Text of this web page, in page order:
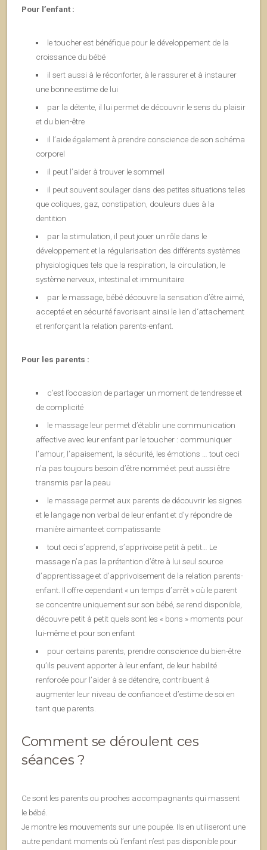
Pour l’enfant :
le toucher est bénéfique pour le développement de la
croissance du bébé
il sert aussi à le réconforter, à le rassurer et à instaurer
une bonne estime de lui
par la détente, il lui permet de découvrir le sens du plaisir
et du bien-être
il l’aide également à prendre conscience de son schéma
corporel
il peut l’aider à trouver le sommeil
il peut souvent soulager dans des petites situations telles
que coliques, gaz, constipation, douleurs dues à la
dentition
par la stimulation, il peut jouer un rôle dans le
développement et la régularisation des différents systèmes
physiologiques tels que la respiration, la circulation, le
système nerveux, intestinal et immunitaire
par le massage, bébé découvre la sensation d’être aimé,
accepté et en sécurité favorisant ainsi le lien d‘attachement
et renforçant la relation parents-enfant.
Pour les parents :
c’est l’occasion de partager un moment de tendresse et
de complicité
le massage leur permet d’établir une communication
affective avec leur enfant par le toucher : communiquer
l’amour, l’apaisement, la sécurité, les émotions … tout ceci
n’a pas toujours besoin d’être nommé et peut aussi être
transmis par la peau
le massage permet aux parents de découvrir les signes
et le langage non verbal de leur enfant et d’y répondre de
manière aimante et compatissante
tout ceci s’apprend, s’apprivoise petit à petit… Le
massage n’a pas la prétention d’être à lui seul source
d’apprentissage et d’apprivoisement de la relation parents-
enfant. Il offre cependant « un temps d’arrêt » où le parent
se concentre uniquement sur son bébé, se rend disponible,
découvre petit à petit quels sont les « bons » moments pour
lui-même et pour son enfant
pour certains parents, prendre conscience du bien-être
qu’ils peuvent apporter à leur enfant, de leur habilité
renforcée pour l’aider à se détendre, contribuent à
augmenter leur niveau de confiance et d’estime de soi en
tant que parents.
Comment se déroulent ces
séances ?
Ce sont les parents ou proches accompagnants qui massent
le bébé.
Je montre les mouvements sur une poupée. Ils en utiliseront une
autre pendant moments où l’enfant n’est pas disponible pour